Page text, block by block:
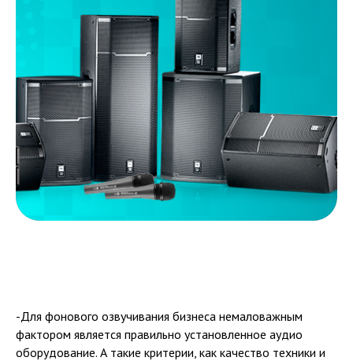
-Для фонового озвучивания бизнеса немаловажным
фактором является правильно установленное аудио
оборудование. А такие критерии, как качество техники и